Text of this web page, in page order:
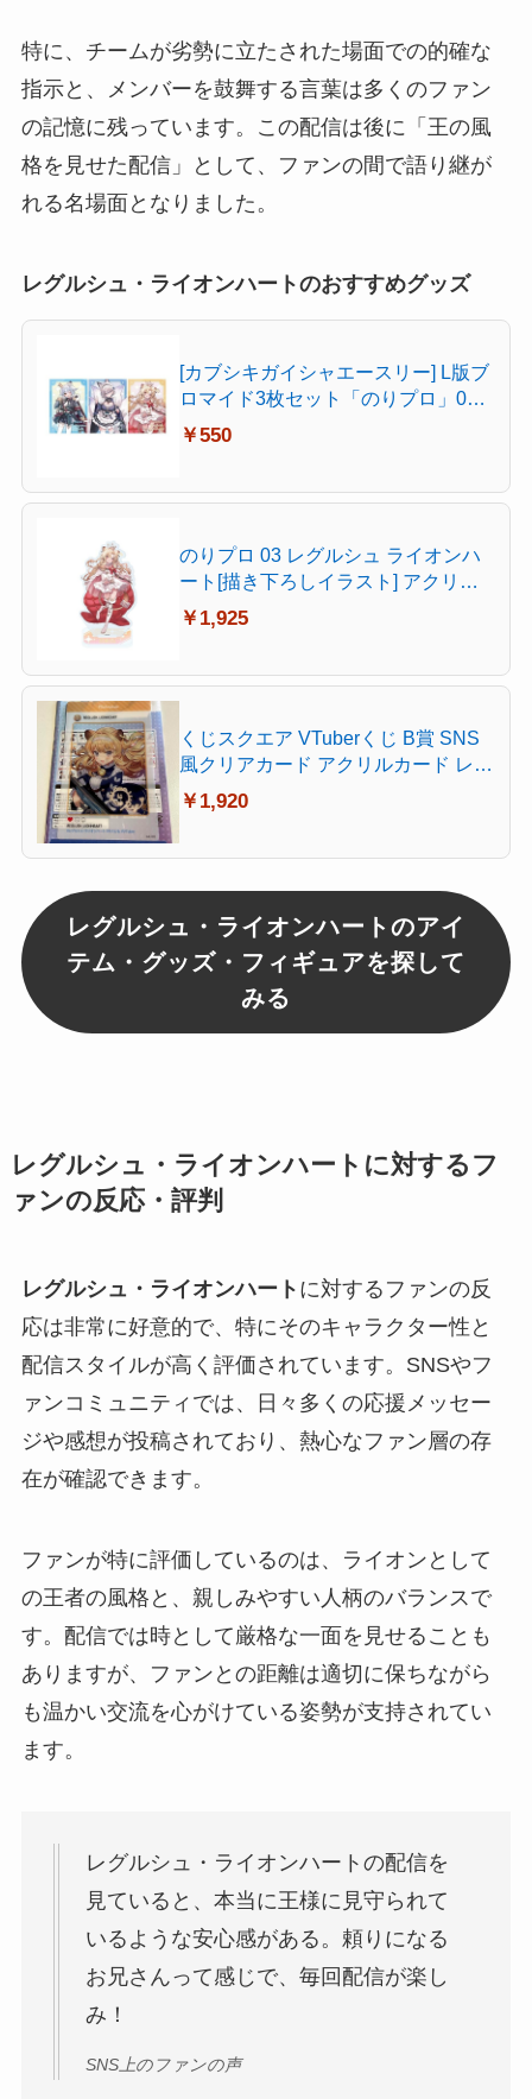
特に、チームが劣勢に立たされた場面での的確な
指示と、メンバーを鼓舞する言葉は多くのファン
の記憶に残っています。この配信は後に「王の風
格を見せた配信」として、ファンの間で語り継が
れる名場面となりました。
レグルシュ・ライオンハートのおすすめグッズ
[カブシキガイシャエースリー] L版ブ
ロマイド3枚セット「のりプロ」01/
犬山たまき/稲荷いろは/レグルシュ・
￥550
のりプロ 03 レグルシュ ライオンハ
ート[描き下ろしイラスト] アクリル
スタンド
￥1,925
くじスクエア VTuberくじ B賞 SNS
風クリアカード アクリルカード レグ
ルシュ・ライオンハート
￥1,920
レグルシュ・ライオンハートのアイ
テム・グッズ・フィギュアを探して
みる
レグルシュ・ライオンハートに対するフ
ァンの反応・評判
レグルシュ・ライオンハート に対するファンの反
応は非常に好意的で、特にそのキャラクター性と
配信スタイルが高く評価されています。SNSやフ
ァンコミュニティでは、日々多くの応援メッセー
ジや感想が投稿されており、熱心なファン層の存
在が確認できます。
ファンが特に評価しているのは、ライオンとして
の王者の風格と、親しみやすい人柄のバランスで
す。配信では時として厳格な一面を見せることも
ありますが、ファンとの距離は適切に保ちながら
も温かい交流を心がけている姿勢が支持されてい
ます。
レグルシュ・ライオンハートの配信を
見ていると、本当に王様に見守られて
いるような安心感がある。頼りになる
お兄さんって感じで、毎回配信が楽し
み！
SNS上のファンの声